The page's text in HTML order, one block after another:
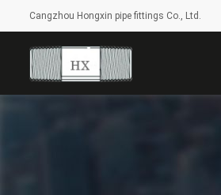
Cangzhou Hongxin pipe fittings Co., Ltd.